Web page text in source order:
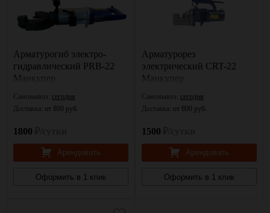
Арматурогиб электро-
гидравлический PRB-22
Манкупер
Самовывоз: сегодня
Доставка: от 800 руб.
1800
Арендовать
Оформить в 1 клик
Арматурорез
электрический CRT-22
Манкупер
Самовывоз: сегодня
Доставка: от 800 руб.
1500
Арендовать
Оформить в 1 клик